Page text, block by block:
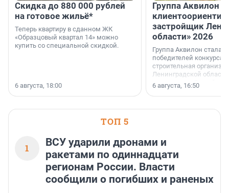
Скидка до 880 000 рублей
на готовое жильё*
Теперь квартиру в сданном ЖК
«Образцовый квартал 14» можно
купить со специальной скидкой.
6 августа, 18:00
Группа Аквилон
застройщик
области» 2026
Группа Аквилон стала
победителей конкурса
строительная
Ленинградской области
номинации «Самый
застройщик
области».
6 августа, 16:50
ТОП 5
1
ВСУ ударили дронами и
ракетами по одиннадцати
регионам России. Власти
сообщили о погибших и раненых